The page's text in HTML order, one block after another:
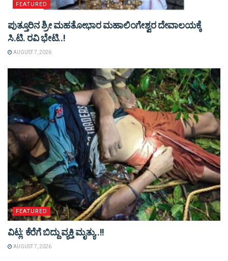
FEATURED
ಪುತ್ತೂರಿನ ಶ್ರೀ ಮಹತೋಭಾರ ಮಹಾಲಿಂಗೇಶ್ವರ ದೇವಾಲಯಕ್ಕೆ
ಸಿ.ಟಿ. ರವಿ ಭೇಟಿ..!
AUGUST 7, 2026
FEATURED
ವಿಟ್ಲ: ಕೆರೆಗೆ ಬಿದ್ದು ವ್ಯಕ್ತಿ ಮೃತ್ಯು..!!
AUGUST 7, 2026